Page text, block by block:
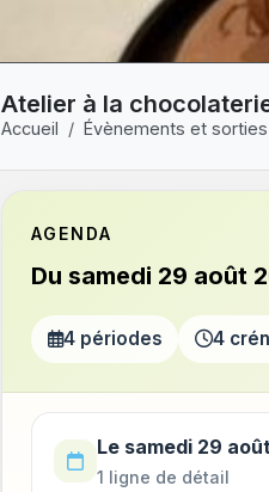
Atelier à la
Accueil Évènements et sorties
AGENDA
Du samedi 29 août
4 périodes 4
Le samedi 29
1 ligne de détail